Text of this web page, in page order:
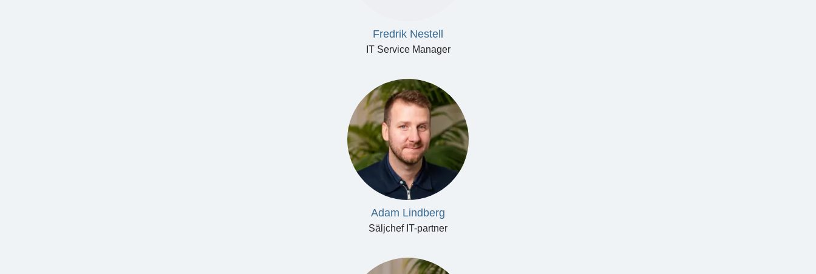
Fredrik Nestell
IT Service Manager
Adam Lindberg
Säljchef IT-partner